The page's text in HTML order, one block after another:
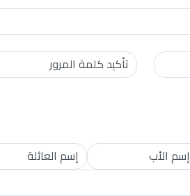
تأكيد كلمة المرور
إسم الأب
إسم العائلة